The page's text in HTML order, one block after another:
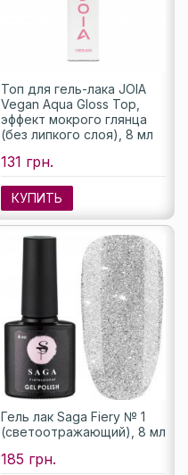
Топ для гель-лака JOIA
Vegan Aqua Gloss Top,
эффект мокрого глянца
(без липкого слоя), 8 мл
131 грн.
КУПИТЬ
Гель лак Saga Fiery № 1
(светоотражающий), 8 мл
185 грн.